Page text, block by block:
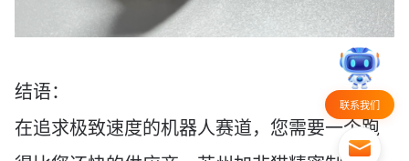
结语：
在追求极致速度的机器人赛道，您需要一个跑
联系我们